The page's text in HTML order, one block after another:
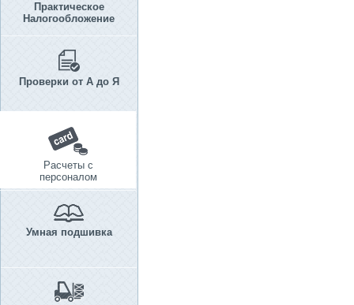
Практическое
Налогообложение
Проверки от А до Я
Расчеты с
персоналом
Умная подшивка